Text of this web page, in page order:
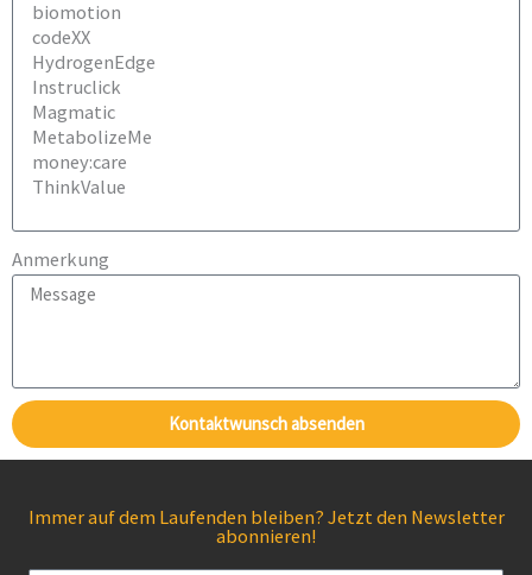
Anmerkung
Kontaktwunsch absenden
Immer auf dem Laufenden bleiben? Jetzt den Newsletter
abonnieren!